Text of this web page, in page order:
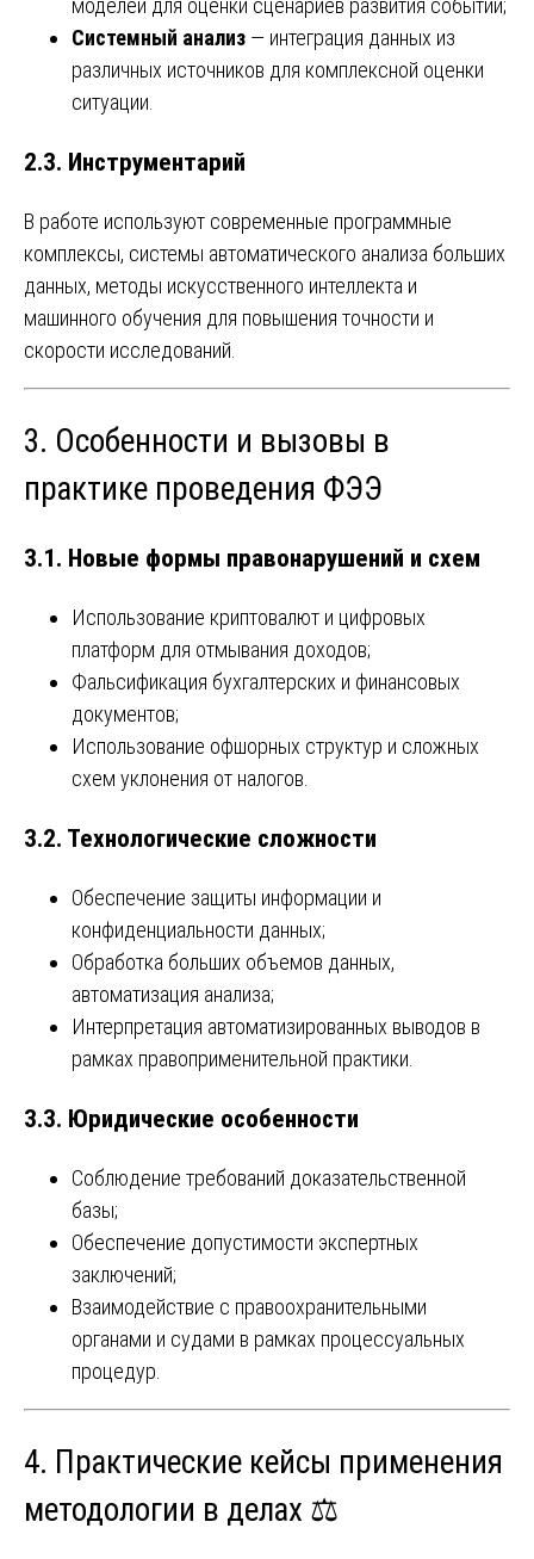
моделей для оценки сценариев развития событий;
Системный анализ — интеграция данных из
различных источников для комплексной оценки
ситуации.
2.3. Инструментарий
В работе используют современные программные
комплексы, системы автоматического анализа больших
данных, методы искусственного интеллекта и
машинного обучения для повышения точности и
скорости исследований.
3. Особенности и вызовы в
практике проведения ФЭЭ
3.1. Новые формы правонарушений и схем
Использование криптовалют и цифровых
платформ для отмывания доходов;
Фальсификация бухгалтерских и финансовых
документов;
Использование офшорных структур и сложных
схем уклонения от налогов.
3.2. Технологические сложности
Обеспечение защиты информации и
конфиденциальности данных;
Обработка больших объемов данных,
автоматизация анализа;
Интерпретация автоматизированных выводов в
рамках правоприменительной практики.
3.3. Юридические особенности
Соблюдение требований доказательственной
базы;
Обеспечение допустимости экспертных
заключений;
Взаимодействие с правоохранительными
органами и судами в рамках процессуальных
процедур.
4. Практические кейсы применения
методологии в делах ⚖️